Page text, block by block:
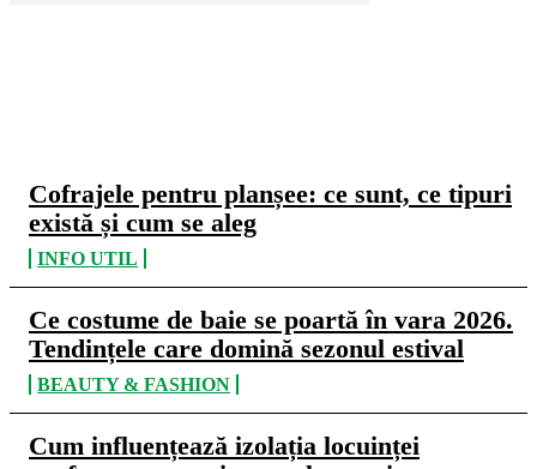
Cofrajele pentru planșee: ce sunt, ce tipuri
există și cum se aleg
INFO UTIL
Ce costume de baie se poartă în vara 2026.
Tendințele care domină sezonul estival
BEAUTY & FASHION
Cum influențează izolația locuinței